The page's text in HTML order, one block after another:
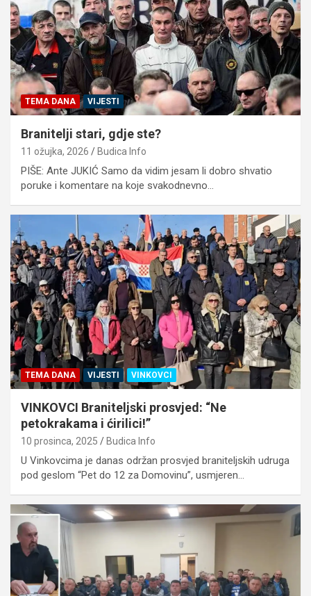
TEMA DANA VIJESTI
Branitelji stari, gdje ste?
11 ožujka, 2026 Budica Info
PIŠE: Ante JUKIĆ Samo da vidim jesam li dobro shvatio
poruke i komentare na koje svakodnevno…
TEMA DANA VIJESTI VINKOVCI
VINKOVCI Braniteljski prosvjed: “Ne
petokrakama i ćirilici!”
10 prosinca, 2025 Budica Info
U Vinkovcima je danas održan prosvjed braniteljskih udruga
pod geslom “Pet do 12 za Domovinu”, usmjeren…